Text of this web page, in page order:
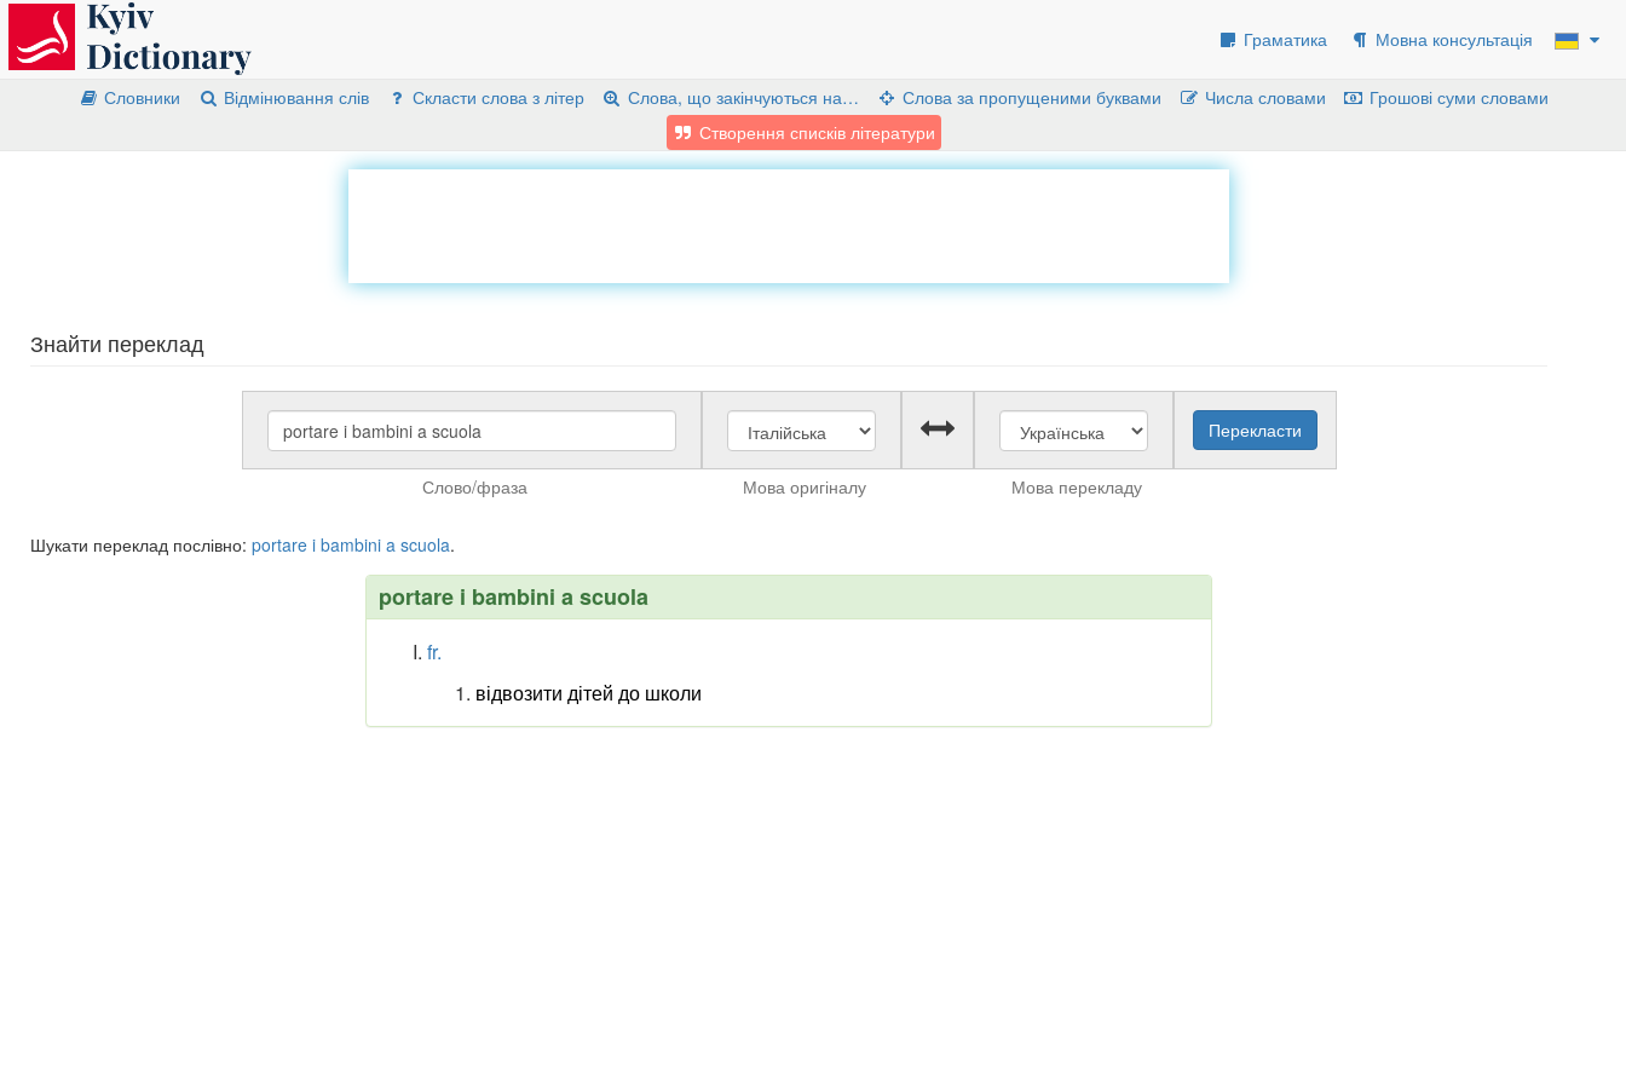
Граматика Мовна консультація
Словники Відмінювання слів Скласти слова з літер Слова, що закінчуються на… Слова за пропущеними буквами Числа словами
Грошові суми словами
Створення списків літератури
Знайти переклад
Слово/фраза Мова оригіналу Мова перекладу
Шукати переклад послівно: portare i bambini a scuola.
portare i bambini a scuola
fr.
відвозити дітей до школи